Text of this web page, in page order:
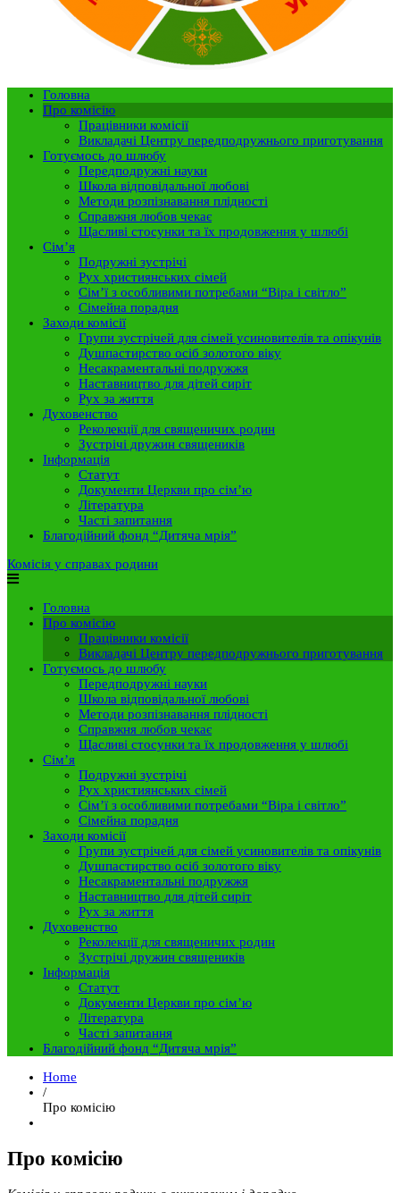
Головна
Про комісію
Працівники комісії
Викладачі Центру передподружнього приготування
Готуємось до шлюбу
Передподружні науки
Школа відповідальної любові
Методи розпізнавання плідності
Справжня любов чекає
Щасливі стосунки та їх продовження у шлюбі
Сім’я
Подружні зустрічі
Рух християнських сімей
Сім’ї з особливими потребами “Віра і світло”
Сімейна порадня
Заходи комісії
Групи зустрічей для сімей усиновителів та опікунів
Душпастирство осіб золотого віку
Несакраментальні подружжя
Наставництво для дітей сиріт
Рух за життя
Духовенство
Реколекції для священичих родин
Зустрічі дружин священиків
Інформація
Статут
Документи Церкви про сім’ю
Література
Часті запитання
Благодійний фонд “Дитяча мрія”
Комісія у справах родини
Головна
Про комісію
Працівники комісії
Викладачі Центру передподружнього приготування
Готуємось до шлюбу
Передподружні науки
Школа відповідальної любові
Методи розпізнавання плідності
Справжня любов чекає
Щасливі стосунки та їх продовження у шлюбі
Сім’я
Подружні зустрічі
Рух християнських сімей
Сім’ї з особливими потребами “Віра і світло”
Сімейна порадня
Заходи комісії
Групи зустрічей для сімей усиновителів та опікунів
Душпастирство осіб золотого віку
Несакраментальні подружжя
Наставництво для дітей сиріт
Рух за життя
Духовенство
Реколекції для священичих родин
Зустрічі дружин священиків
Інформація
Статут
Документи Церкви про сім’ю
Література
Часті запитання
Благодійний фонд “Дитяча мрія”
Home
/
Про комісію
Про комісію